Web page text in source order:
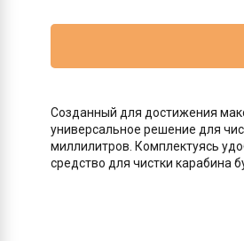
Созданный для достижения
универсальное решение для
миллилитров. Комплектуясь
средство для чистки карабина